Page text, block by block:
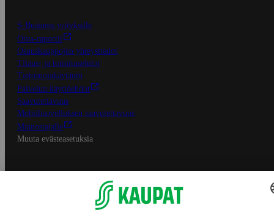
S-Business yrityksille
Oiva-raportit
Osuuskauppojen yhteystiedot
Tilaus- ja toimitusehdot
Tietosuojakäytäntö
Palvelun käyttöehdot
Saavutettavuus
Mobiilisovelluksen saavutettavuus
Mainostajalle
Muuta evästeasetuksia
S-ryhmän palvelut